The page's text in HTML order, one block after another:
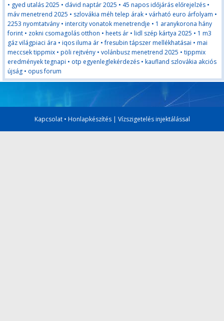
• gyed utalás 2025 • dávid naptár 2025 • 45 napos időjárás előrejelzés •
máv menetrend 2025 • szlovákia méh telep árak • várható euro árfolyam •
2253 nyomtatvány • intercity vonatok menetrendje • 1 aranykorona hány
forint • zokni csomagolás otthon • heets ár • lidl szép kártya 2025 • 1 m3
gáz világpiaci ára • iqos iluma ár •fresubin tápszer mellékhatásai • mai
meccsek tippmix • pöli rejtvény • volánbusz menetrend 2025 • tippmix
eredmények tegnapi • otp egyenleglekérdezés • kaufland szlovákia akciós
újság • opus forum
Kapcsolat• Honlapkészítés| Vízszigetelés injektálással